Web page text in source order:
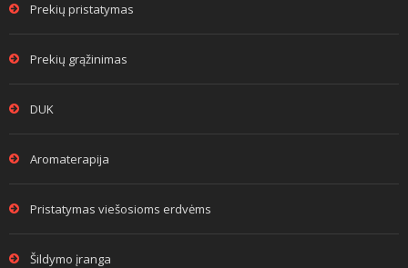
Prekių pristatymas
Prekių grąžinimas
DUK
Aromaterapija
Pristatymas viešosioms erdvėms
Šildymo įranga